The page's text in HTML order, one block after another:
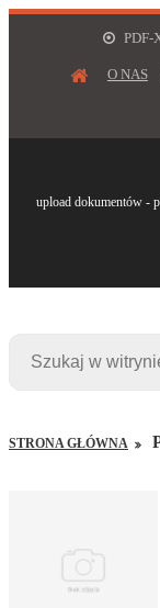
PDF-
O NAS
upload dokumentów -
STRONA GŁÓWNA